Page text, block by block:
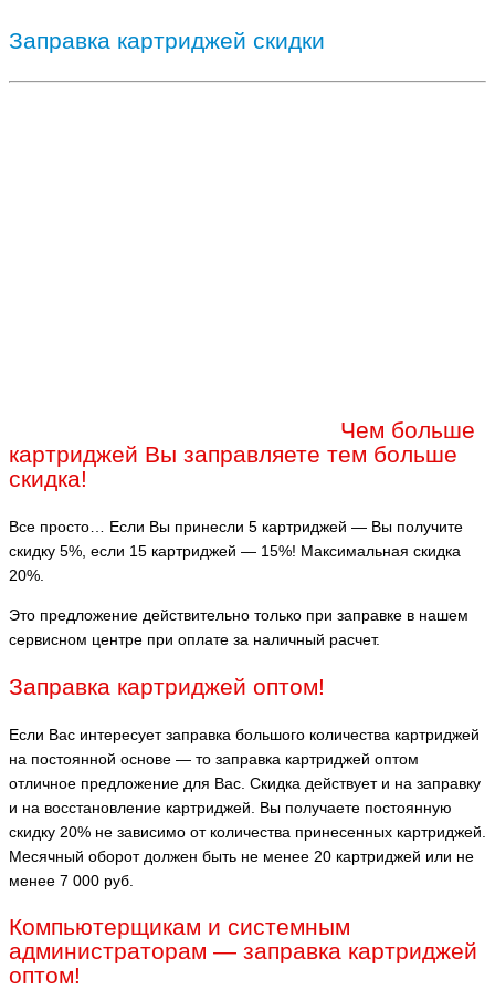
Заправка картриджей скидки
Чем больше
картриджей Вы заправляете тем больше
скидка!
Все просто… Если Вы принесли 5 картриджей — Вы получите
скидку 5%, если 15 картриджей — 15%! Максимальная скидка
20%.
Это предложение действительно только при заправке в нашем
сервисном центре при оплате за наличный расчет.
Заправка картриджей оптом!
Если Вас интересует заправка большого количества картриджей
на постоянной основе — то заправка картриджей оптом
отличное предложение для Вас. Скидка действует и на заправку
и на восстановление картриджей. Вы получаете постоянную
скидку 20% не зависимо от количества принесенных картриджей.
Месячный оборот должен быть не менее 20 картриджей или не
менее 7 000 руб.
Компьютерщикам и системным
администраторам — заправка картриджей
оптом!